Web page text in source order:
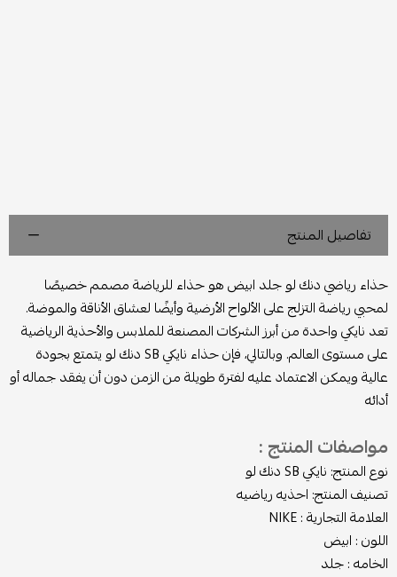
تفاصيل المنتج
حذاء رياضي دنك لو جلد ابيضهو حذاء للرياضة مصمم خصيصًا
لمحبي رياضة التزلج على الألواح الأرضية وأيضًا لعشاق الأناقة والموضة.
تعد نايكي واحدة من أبرز الشركات المصنعة للملابس والأحذية الرياضية
على مستوى العالم. وبالتالي، فإن حذاء نايكي SB دنك لو يتمتع بجودة
عالية ويمكن الاعتماد عليه لفترة طويلة من الزمن دون أن يفقد جماله أو
أدائه
مواصفات المنتج :
نوع المنتج: نايكي SB دنك لو
تصنيف المنتج: احذيه رياضيه
العلامة التجارية : NIKE
اللون : ابيض
الخامه : جلد